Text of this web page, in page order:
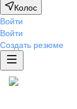
Колос
Войти
Войти
Создать резюме